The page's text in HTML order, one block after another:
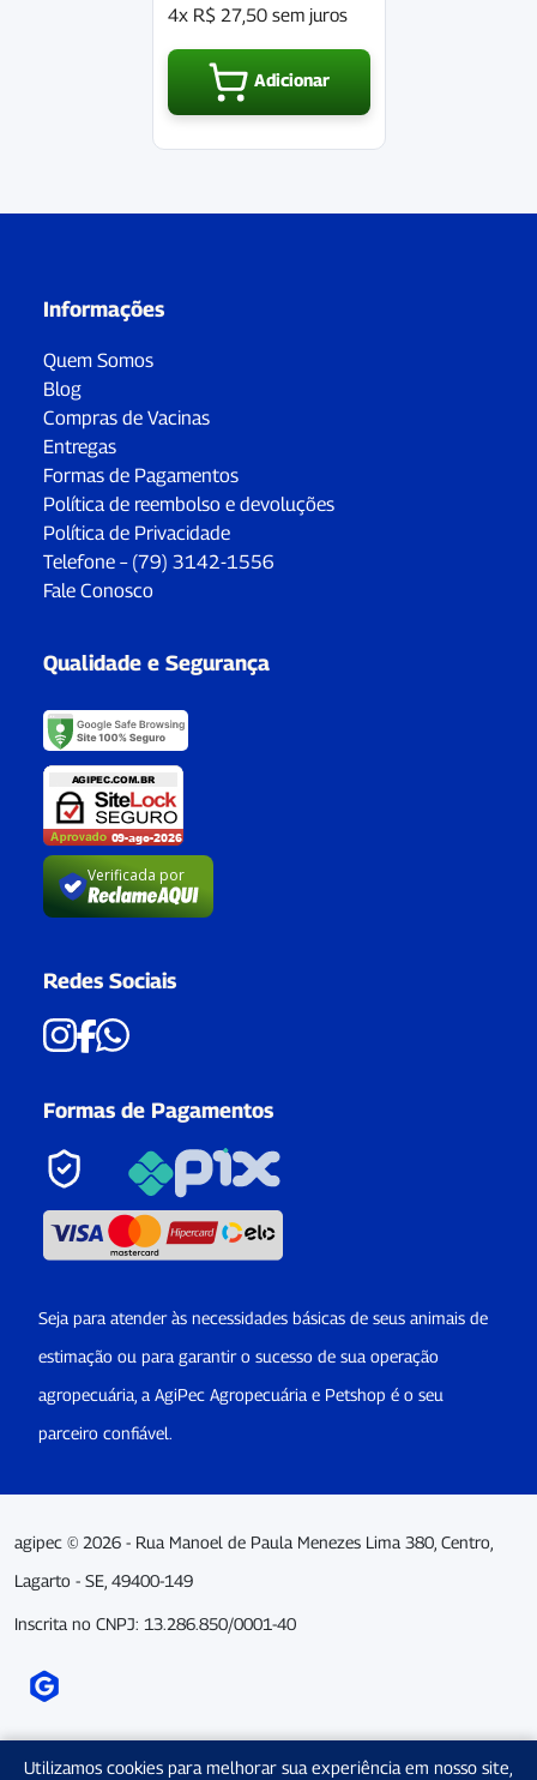
4x R$27,50sem juros
Adicionar
Informações
Quem Somos
Blog
Compras de Vacinas
Entregas
Formas de Pagamentos
Política de reembolso e devoluções
Política de Privacidade
Telefone – (79) 3142-1556
Fale Conosco
Qualidade e Segurança
Verificada por
Redes Sociais
Formas de Pagamentos
Seja para atender às necessidades básicas de seus animais de
estimação ou para garantir o sucesso de sua operação
agropecuária, a AgiPec Agropecuária e Petshop é o seu
parceiro confiável.
agipec © 2026 - Rua Manoel de Paula Menezes Lima 380, Centro,
Lagarto - SE, 49400-149
Inscrita no CNPJ: 13.286.850/0001-40
Utilizamos cookies para melhorar sua experiência em nosso site,